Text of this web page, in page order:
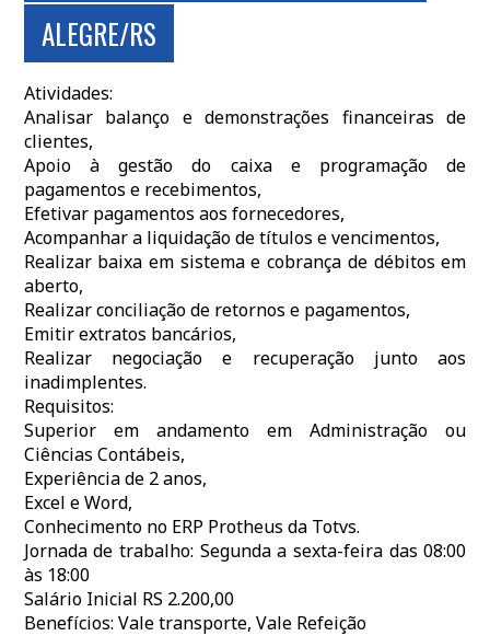
ALEGRE/RS
Atividades:
Analisar balanço e demonstrações financeiras de
clientes,
Apoio à gestão do caixa e programação de
pagamentos e recebimentos,
Efetivar pagamentos aos fornecedores,
Acompanhar a liquidação de títulos e vencimentos,
Realizar baixa em sistema e cobrança de débitos em
aberto,
Realizar conciliação de retornos e pagamentos,
Emitir extratos bancários,
Realizar negociação e recuperação junto aos
inadimplentes.
Requisitos:
Superior em andamento em Administração ou
Ciências Contábeis,
Experiência de 2 anos,
Excel e Word,
Conhecimento no ERP Protheus da Totvs.
Jornada de trabalho: Segunda a sexta-feira das 08:00
às 18:00
Salário Inicial RS 2.200,00
Benefícios: Vale transporte, Vale Refeição